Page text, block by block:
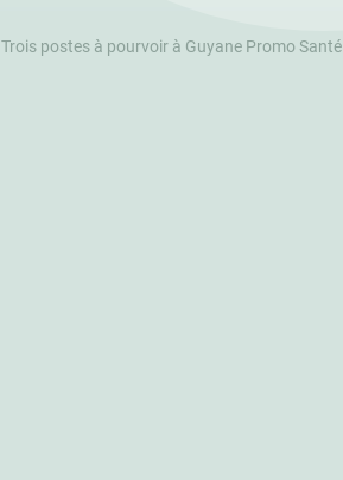
Trois postes à pourvoir à Guyane Promo Santé